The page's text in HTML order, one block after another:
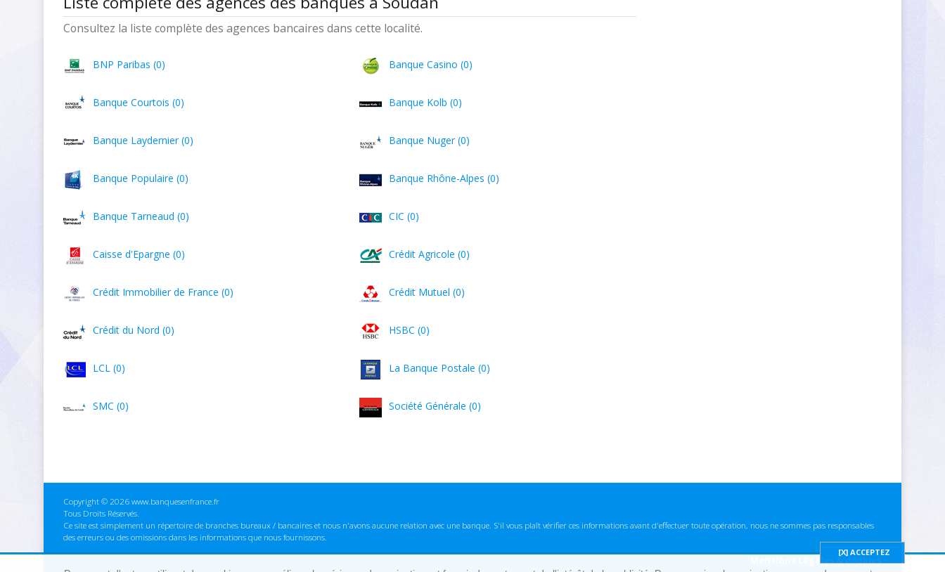
Consultez la liste complète des agences bancaires dans cette localité.
BNP Paribas (0) Banque Casino (0)
Banque Courtois (0) Banque Kolb (0)
Banque Laydernier (0) Banque Nuger (0)
Banque Populaire (0) Banque Rhône-Alpes (0)
Banque Tarneaud (0) CIC (0)
Caisse d'Epargne (0) Crédit Agricole (0)
Crédit Immobilier de France (0) Crédit Mutuel (0)
Crédit du Nord (0) HSBC (0)
LCL (0) La Banque Postale (0)
SMC (0) Société Générale (0)
Copyright © 2026 www.banquesenfrance.fr
Tous Droits Réservés.
Ce site est simplement un répertoire de branches bureaux / bancaires et nous n'avons aucune relation avec une banque. S'il vous plaît vérifier ces informations avant d'effectuer toute opération, nous ne sommes pas responsables
des erreurs ou des omissions dans les informations que nous fournissons.
Mentions Légales & cookies